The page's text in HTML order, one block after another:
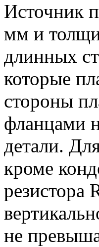
Источник
мм и
длинных
которые
стороны
фланцами
детали.
кроме
резистора
не